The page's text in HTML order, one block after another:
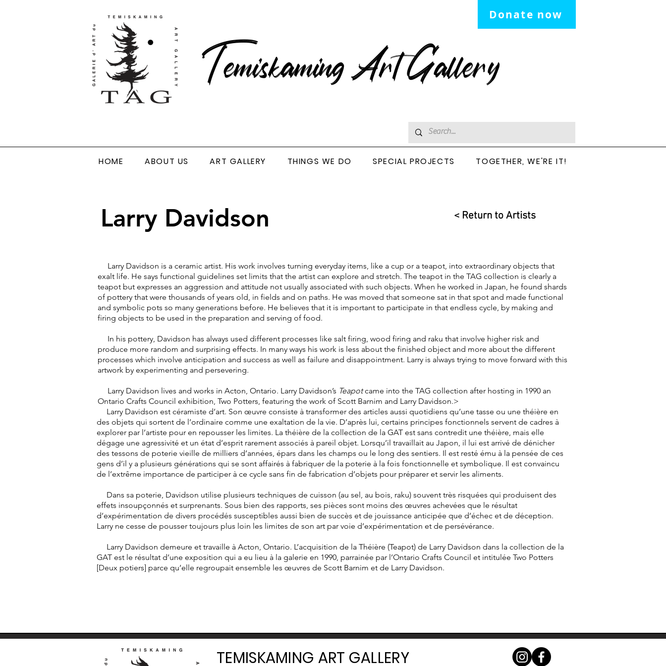
Donate now
Temiskaming Art Gallery
HOME ABOUT US ART GALLERY THINGS WE DO SPECIAL PROJECTS TOGETHER, WE'RE IT!
Larry Davidson < Return to Artists
Larry Davidson is a ceramic artist. His work involves turning everyday items, like a cup or a teapot, into extraordinary objects that
exalt life. He says functional guidelines set limits that the artist can explore and stretch. The teapot in the TAG collection is clearly a
teapot but expresses an aggression and attitude not usually associated with such objects. When he worked in Japan, he found shards
of pottery that were thousands of years old, in fields and on paths. He was moved that someone sat in that spot and made functional
and symbolic pots so many generations before. He believes that it is important to participate in that endless cycle, by making and
firing objects to be used in the preparation and serving of food.
In his pottery, Davidson has always used different processes like salt firing, wood firing and raku that involve higher risk and
produce more random and surprising effects. In many ways his work is less about the finished object and more about the different
processes which involve anticipation and success as well as failure and disappointment. Larry is always trying to move forward with this
artwork by experimenting and persevering.
Larry Davidson lives and works in Acton, Ontario. Larry Davidson’s Teapotcame into the TAG collection after hosting in 1990 an
Ontario Crafts Council exhibition, Two Potters, featuring the work of Scott Barnim and Larry Davidson.>
Larry Davidson est céramiste d’art. Son œuvre consiste à transformer des articles aussi quotidiens qu’une tasse ou une théière en
des objets qui sortent de l’ordinaire comme une exaltation de la vie. D’après lui, certains principes fonctionnels servent de cadres à
explorer par l’artiste pour en repousser les limites. La théière de la collection de la GAT est sans contredit une théière, mais elle
dégage une agressivité et un état d’esprit rarement associés à pareil objet. Lorsqu’il travaillait au Japon, il lui est arrivé de dénicher
des tessons de poterie vieille de milliers d’années, épars dans les champs ou le long des sentiers. Il est resté ému à la pensée de ces
gens d’il y a plusieurs générations qui se sont affairés à fabriquer de la poterie à la fois fonctionnelle et symbolique. Il est convaincu
de l’extrême importance de participer à ce cycle sans fin de fabrication d’objets pour préparer et servir les aliments.
Dans sa poterie, Davidson utilise plusieurs techniques de cuisson (au sel, au bois, raku) souvent très risquées qui produisent des
effets insoupçonnés et surprenants. Sous bien des rapports, ses pièces sont moins des œuvres achevées que le résultat
d’expérimentation de divers procédés susceptibles aussi bien de succès et de jouissance anticipée que d’échec et de déception.
Larry ne cesse de pousser toujours plus loin les limites de son art par voie d’expérimentation et de persévérance.
Larry Davidson demeure et travaille à Acton, Ontario. L’acquisition de la Théière (Teapot) de Larry Davidson dans la collection de la
GAT est le résultat d’une exposition qui a eu lieu à la galerie en 1990, parrainée par l’Ontario Crafts Council et intitulée Two Potters
[Deux potiers] parce qu’elle regroupait ensemble les œuvres de Scott Barnim et de Larry Davidson.
TEMISKAMING ART GALLERY